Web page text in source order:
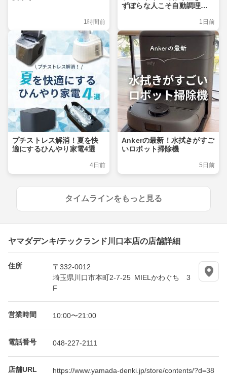
1時間前
ずぼらな人こそ自動調理ポ
1日前
プチストレス解消！夏を快
適にするひんやり家電4選
4日前
Ankerの最新！水拭きがすご
いロボット掃除機
5日前
タイムラインをもっと見る
ヤマダデンキ/テックランド川口本店の店舗詳細
住所
〒332-0012
埼玉県川口市本町2-7-25 MIELかわぐち 3
F
営業時間 10:00〜21:00
電話番号 048-227-2111
店舗URL
https://www.yamada-denki.jp/store/contents/?d=38